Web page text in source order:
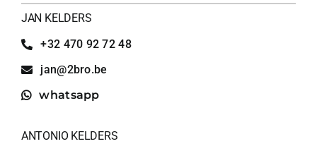
JAN KELDERS
+32 470 92 72 48
jan@2bro.be
whatsapp
ANTONIO KELDERS